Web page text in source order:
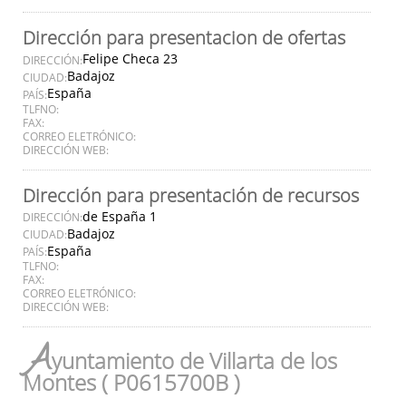
Dirección para presentacion de ofertas
DIRECCIÓN:Felipe Checa 23
CIUDAD:Badajoz
PAÍS:España
TLFNO:
FAX:
CORREO ELETRÓNICO:
DIRECCIÓN WEB:
Dirección para presentación de recursos
DIRECCIÓN:de España 1
CIUDAD:Badajoz
PAÍS:España
TLFNO:
FAX:
CORREO ELETRÓNICO:
DIRECCIÓN WEB:
Ayuntamiento de Villarta de los
Montes ( P0615700B )